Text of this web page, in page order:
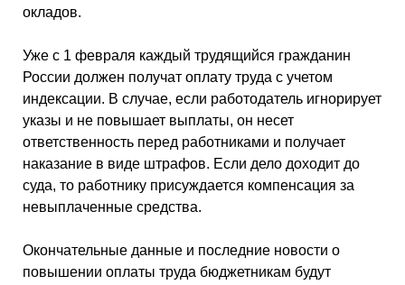
окладов.
Уже с 1 февраля каждый трудящийся гражданин
России должен получат оплату труда с учетом
индексации. В случае, если работодатель игнорирует
указы и не повышает выплаты, он несет
ответственность перед работниками и получает
наказание в виде штрафов. Если дело доходит до
суда, то работнику присуждается компенсация за
невыплаченные средства.
Окончательные данные и последние новости о
повышении оплаты труда бюджетникам будут